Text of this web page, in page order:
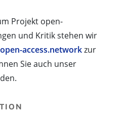
Projekt open-
und Kritik stehen wir
access.networkzur
Sie auch unser